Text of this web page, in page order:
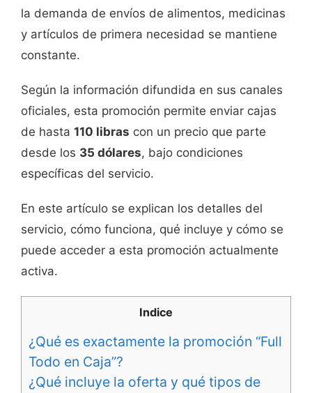
la demanda de envíos de alimentos, medicinas
y artículos de primera necesidad se mantiene
constante.
Según la información difundida en sus canales
oficiales, esta promoción permite enviar cajas
de hasta 110 libras con un precio que parte
desde los 35 dólares, bajo condiciones
específicas del servicio.
En este artículo se explican los detalles del
servicio, cómo funciona, qué incluye y cómo se
puede acceder a esta promoción actualmente
activa.
Indice
¿Qué es exactamente la promoción “Full
Todo en Caja”?
¿Qué incluye la oferta y qué tipos de